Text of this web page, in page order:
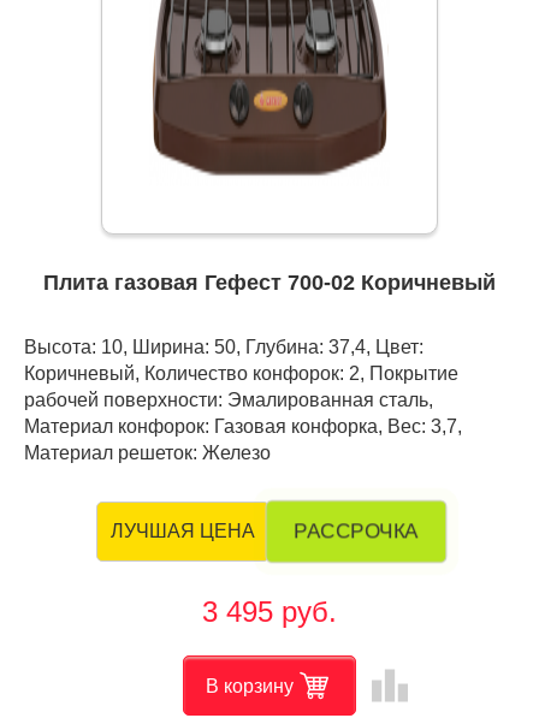
Плита газовая Гефест 700-02 Коричневый
Высота: 10, Ширина: 50, Глубина: 37,4, Цвет:
Коричневый, Количество конфорок: 2, Покрытие
рабочей поверхности: Эмалированная сталь,
Материал конфорок: Газовая конфорка, Вес: 3,7,
Материал решеток: Железо
ЛУЧШАЯ ЦЕНА РАССРОЧКА
3 495 руб.
В корзину leaderboard